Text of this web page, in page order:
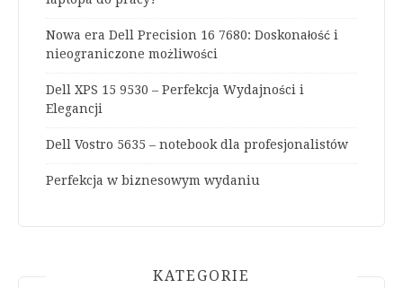
Nowa era Dell Precision 16 7680: Doskonałość i
nieograniczone możliwości
Dell XPS 15 9530 – Perfekcja Wydajności i
Elegancji
Dell Vostro 5635 – notebook dla profesjonalistów
Perfekcja w biznesowym wydaniu
KATEGORIE